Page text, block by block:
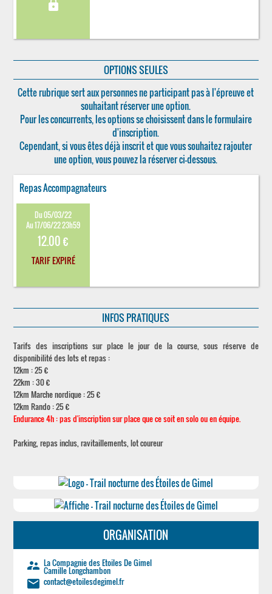
lock
OPTIONS SEULES
Cette rubrique sert aux personnes ne participant pas à l'épreuve et
souhaitant réserver une option.
Pour les concurrents, les options se choisissent dans le formulaire
d'inscription.
Cependant, si vous êtes déjà inscrit et que vous souhaitez rajouter
une option, vous pouvez la réserver ci-dessous.
Repas Accompagnateurs
Du 05/03/22
Au 17/06/22 23h59
12.00 €
TARIF EXPIRÉ
INFOS PRATIQUES
Tarifs des inscriptions sur place le jour de la course, sous réserve de
disponibilité des lots et repas :
12km : 25 €
22km : 30 €
12km Marche nordique : 25 €
12km Rando : 25 €
Endurance 4h : pas d'inscription sur place que ce soit en solo ou en équipe.
Parking, repas inclus, ravitaillements, lot coureur
ORGANISATION
supervisor_account La Compagnie des Etoiles De Gimel
Camille Longchambon
email contact@etoilesdegimel.fr